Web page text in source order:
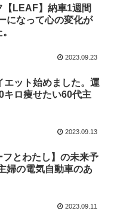
【LEAF】納車1週間
になって心の変化が
2023.09.23
エット始めました。運
キロ痩せたい60代主
2023.09.13
フとわたし】の未来予
婦の電気自動車のあ
2023.09.11